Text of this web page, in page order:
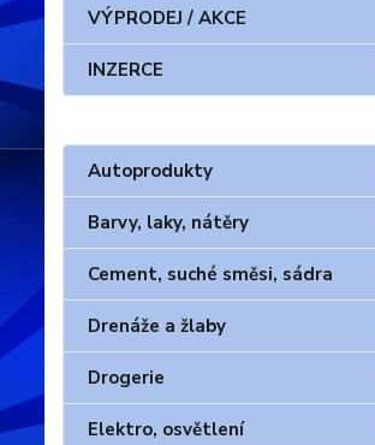
VÝPRODEJ / AKCE
INZERCE
Autoprodukty
Barvy, laky, nátěry
Cement, suché směsi, sádra
Drenáže a žlaby
Drogerie
Elektro, osvětlení